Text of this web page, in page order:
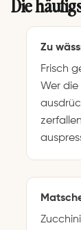
Zu
Frisch
Wer die